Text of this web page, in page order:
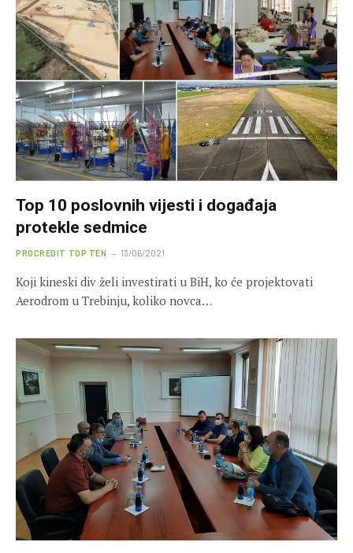
Top 10 poslovnih vijesti i događaja
protekle sedmice
PROCREDIT TOP TEN 13/06/2021
Koji kineski div želi investirati u BiH, ko će projektovati
Aerodrom u Trebinju, koliko novca…